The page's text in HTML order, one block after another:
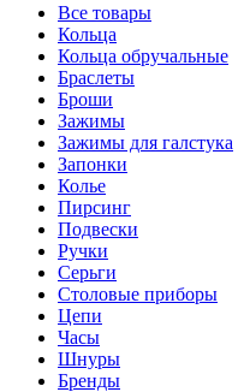
Все товары
Кольца
Кольца обручальные
Браслеты
Броши
Зажимы
Зажимы для галстука
Запонки
Колье
Пирсинг
Подвески
Ручки
Серьги
Столовые приборы
Цепи
Часы
Шнуры
Бренды